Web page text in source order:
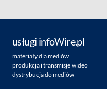
usługi infoWire.pl
materiały dla mediów
produkcja i transmisje wideo
dystrybucja do mediów